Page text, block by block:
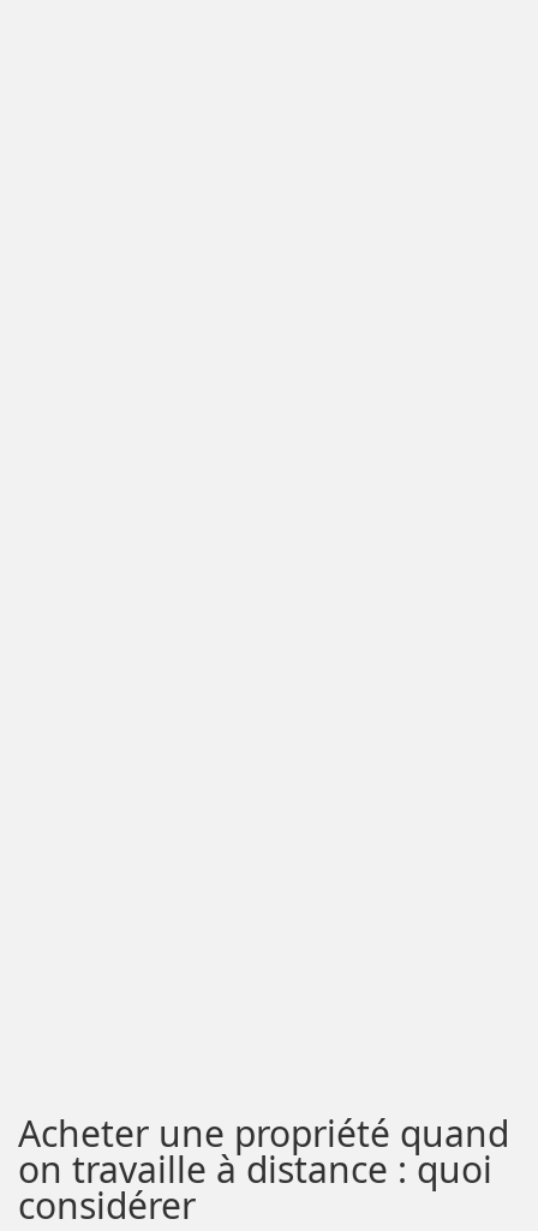
Acheter une propriété quand
on travaille à distance : quoi
considérer